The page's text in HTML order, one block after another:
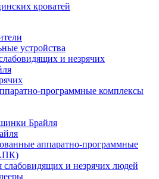
кроватей
устройства
и незрячих
программные комплексы
Брайля
аппаратно-программные
слабовидящих и незрячих людей